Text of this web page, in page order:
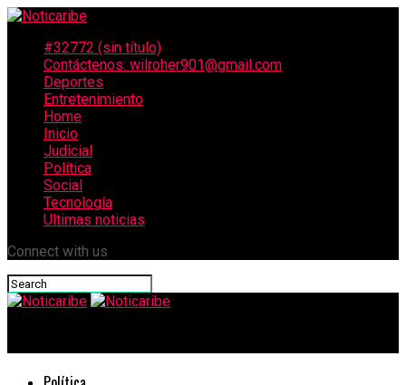
#32772 (sin título)
Contáctenos: wilroher901@gmail.com
Deportes
Entretenimiento
Home
Inicio
Judicial
Política
Social
Tecnología
Ultimas noticias
Connect with us